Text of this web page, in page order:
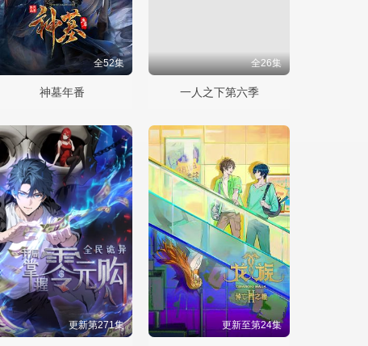
全52集
神墓年番
全26集
一人之下第六季
更新第271集 更新至第24集